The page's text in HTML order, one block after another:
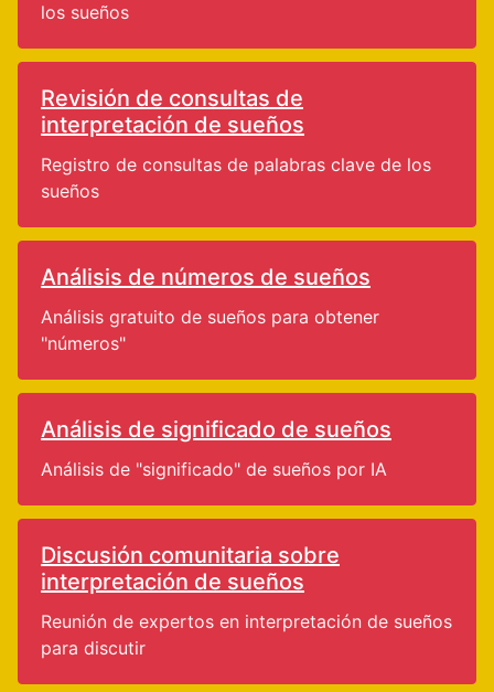
los sueños
Revisión de consultas de
interpretación de sueños
Registro de consultas de palabras clave de los
sueños
Análisis de números de sueños
Análisis gratuito de sueños para obtener
"números"
Análisis de significado de sueños
Análisis de "significado" de sueños por IA
Discusión comunitaria sobre
interpretación de sueños
Reunión de expertos en interpretación de sueños
para discutir